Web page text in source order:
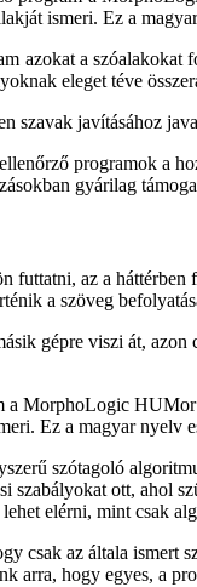
ismeri. Ez a
azokat a
eleget téve
szavak javításához
programok a
gyárilag
futtatni, az a
a szöveg
gépre viszi át,
a MorphoLogic
Ez a magyar nyelv
szótagoló
szabályokat ott, ahol
elérni, mint csak
csak az általa ismert
arra, hogy egyes, a